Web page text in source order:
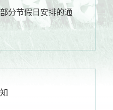
分节假日安排的通